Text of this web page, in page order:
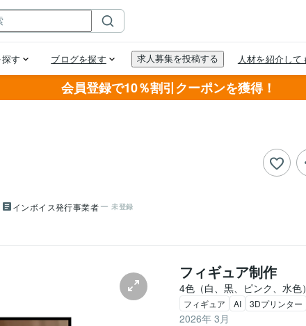
会員登録で10％割引クーポンを獲得！
インボイス発行事業者 未登録
フィギュア制作
4色（白、黒、ピンク、水色）
フィギュア AI 3Dプリンター
2026年 3月